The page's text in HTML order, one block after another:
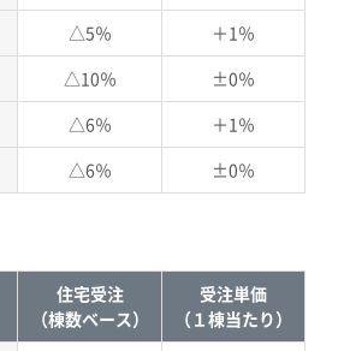
△5％
＋1％
△10％
±0％
△6％
＋1％
△6％ ±0％
住宅受注
（棟数ベース）
受注単価
（１棟当たり）